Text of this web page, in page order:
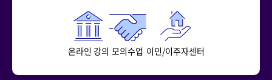
온라인 강의 모의수업 이민/이주자센터